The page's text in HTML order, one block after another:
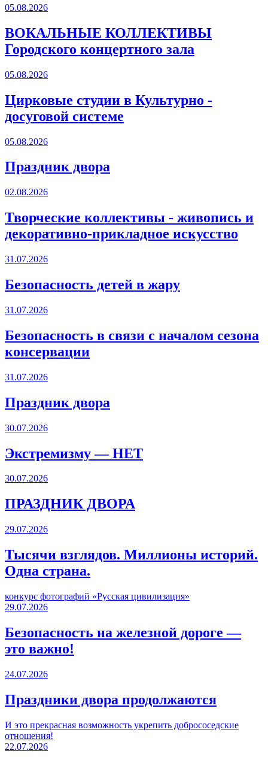
05.08.2026
ВОКАЛЬНЫЕ КОЛЛЕКТИВЫ
Городского концертного зала
05.08.2026
Цирковые студии в Культурно -
досуговой системе
05.08.2026
Праздник двора
02.08.2026
Творческие коллективы - живопись и
декоративно-прикладное искусство
31.07.2026
Безопасность детей в жару
31.07.2026
Безопасность в связи с началом сезона
консервации
31.07.2026
Праздник двора
30.07.2026
Экстремизму — НЕТ
30.07.2026
ПРАЗДНИК ДВОРА️
29.07.2026
Тысячи взглядов. Миллионы историй.
Одна страна.
конкурс фотографий «Русская цивилизация»
29.07.2026
Безопасность на железной дороге —
это важно!
24.07.2026
Праздники двора продолжаются
И это прекрасная возможность укрепить добрососедские
отношения!
22.07.2026